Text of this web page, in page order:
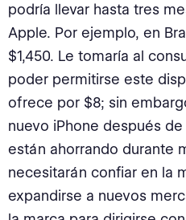
podría llevar hasta tres
Apple. Por ejemplo, en
$1,450. Le tomaría al
poder permitirse este
ofrece por $8; sin
nuevo iPhone después
están ahorrando durante
necesitarán confiar en la
expandirse a nuevos